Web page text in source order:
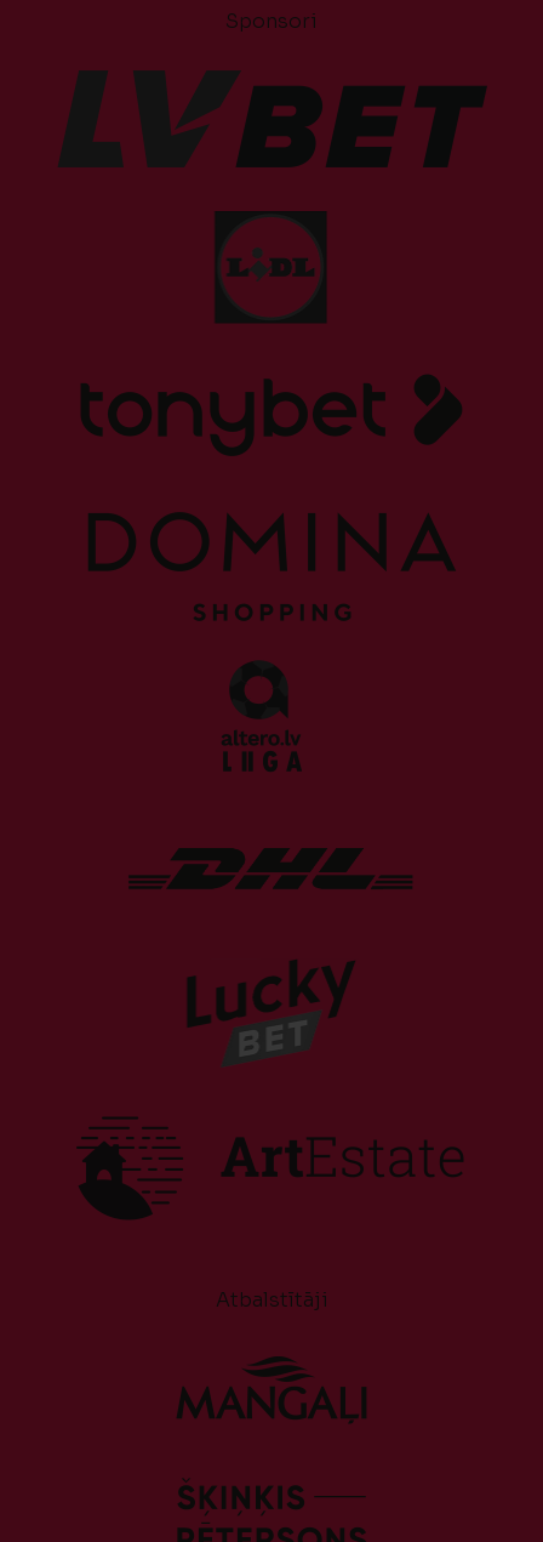
Sponsori
Atbalstītāji